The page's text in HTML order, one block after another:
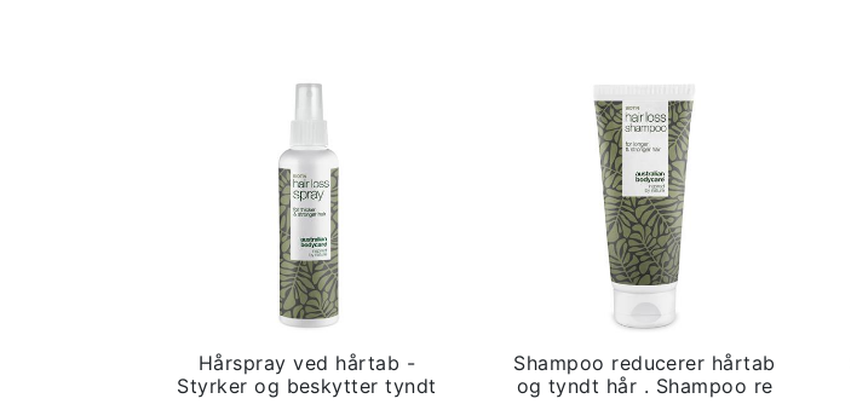
Hårspray ved hårtab -
Styrker og beskytter tyndt
Shampoo reducerer hårtab
og tyndt hår . Shampoo re